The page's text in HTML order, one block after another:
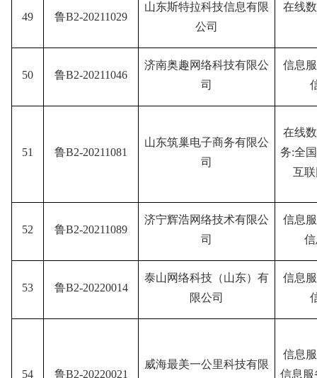
49 鲁B2-20211029
山东斯特拉科技信息有限
公司
在线
50 鲁B2-20211046
济南奥趣网络科技有限公
司
信息
51 鲁B2-20211081
山东筑巢电子商务有限公
司
在线
务:全
互
52 鲁B2-20211089
济宁辉浩网络技术有限公
司
信息
53 鲁B2-20220014
泰山网络科技（山东）有
限公司
信息
54 鲁B2-20220021
威海最美一公里科技有限
信息
信息服